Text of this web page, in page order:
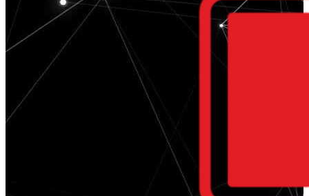
навигации
содержимому